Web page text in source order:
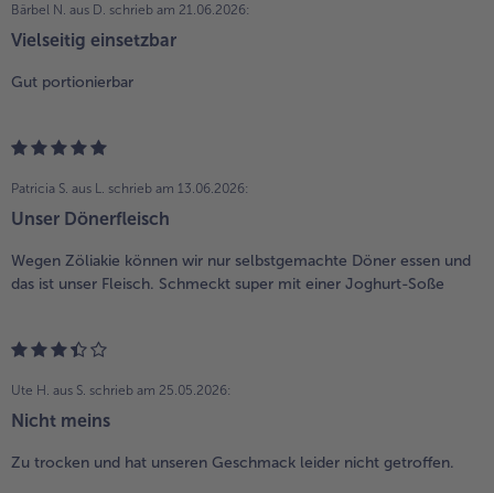
Bärbel N. aus D. schrieb am 21.06.2026:
Vielseitig einsetzbar
Gut portionierbar
Patricia S. aus L. schrieb am 13.06.2026:
Unser Dönerfleisch
Wegen Zöliakie können wir nur selbstgemachte Döner essen und
das ist unser Fleisch. Schmeckt super mit einer Joghurt-Soße
Ute H. aus S. schrieb am 25.05.2026:
Nicht meins
Zu trocken und hat unseren Geschmack leider nicht getroffen.